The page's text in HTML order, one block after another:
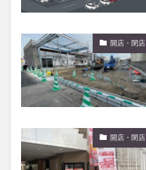
開店・閉店
開店・閉店